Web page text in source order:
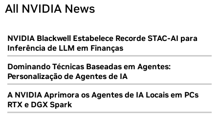
All NVIDIA News
NVIDIA Blackwell Estabelece Recorde STAC-AI para
Inferência de LLM em Finanças
Dominando Técnicas Baseadas em Agentes:
Personalização de Agentes de IA
A NVIDIA Aprimora os Agentes de IA Locais em PCs
RTX e DGX Spark